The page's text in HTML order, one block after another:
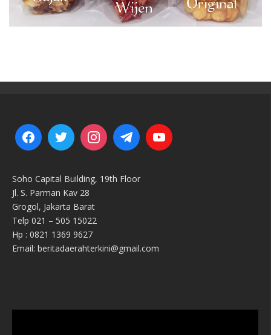
Soho Capital Building, 19th Floor
Jl. S. Parman Kav 28
Grogol, Jakarta Barat
Telp 021 – 505 15022
Hp : 0821 1369 9627
Email: beritadaerahterkini@gmail.com